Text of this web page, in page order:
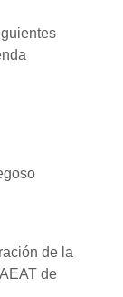
de la
de